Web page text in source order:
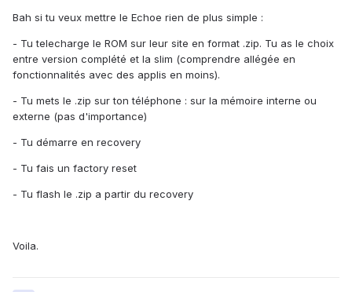
Bah si tu veux mettre le Echoe rien de plus simple :
- Tu telecharge le ROM sur leur site en format .zip. Tu as le choix
entre version complété et la slim (comprendre allégée en
fonctionnalités avec des applis en moins).
- Tu mets le .zip sur ton téléphone : sur la mémoire interne ou
externe (pas d'importance)
- Tu démarre en recovery
- Tu fais un factory reset
- Tu flash le .zip a partir du recovery
Voila.